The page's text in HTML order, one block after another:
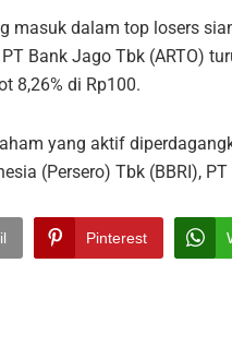
masuk dalam top losers
Bank Jago Tbk (ARTO)
8,26% di Rp100.
yang aktif
(Persero) Tbk (BBRI),
Pinterest